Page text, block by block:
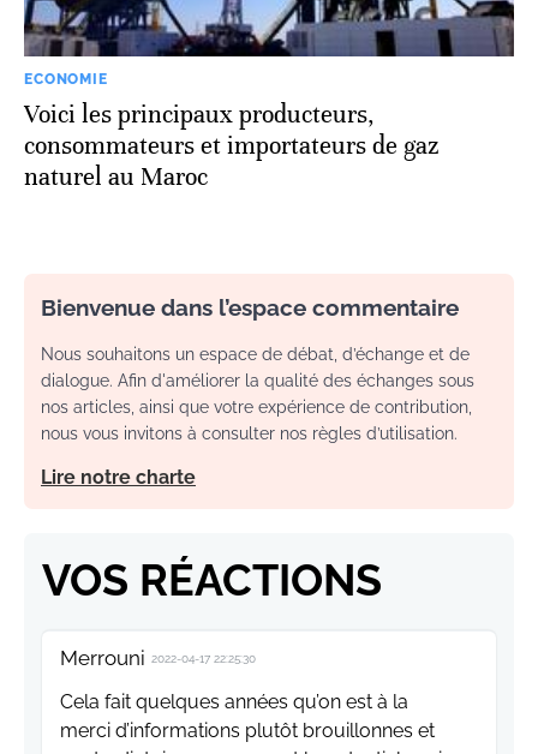
ECONOMIE
Voici les principaux producteurs,
consommateurs et importateurs de gaz
naturel au Maroc
Bienvenue dans l’espace commentaire
Nous souhaitons un espace de débat, d’échange et de
dialogue. Afin d'améliorer la qualité des échanges sous
nos articles, ainsi que votre expérience de contribution,
nous vous invitons à consulter nos règles d’utilisation.
Lire notre charte
VOS RÉACTIONS
Merrouni 2022-04-17 22:25:30
Cela fait quelques années qu’on est à la
merci d’informations plutôt brouillonnes et